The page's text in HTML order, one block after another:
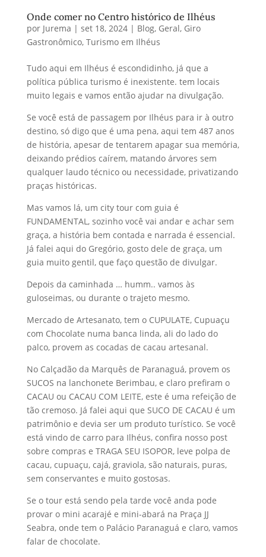
Onde comer no Centro histórico de Ilhéus
por Jurema | set 18, 2024| Blog, Geral, Giro
Gastronômico, Turismo em Ilhéus
Tudo aqui em Ilhéus é escondidinho, já que a
política pública turismo é inexistente. tem locais
muito legais e vamos então ajudar na divulgação.
Se você está de passagem por Ilhéus para ir à outro
destino, só digo que é uma pena, aqui tem 487 anos
de história, apesar de tentarem apagar sua memória,
deixando prédios caírem, matando árvores sem
qualquer laudo técnico ou necessidade, privatizando
praças históricas.
Mas vamos lá, um city tour com guia é
FUNDAMENTAL, sozinho você vai andar e achar sem
graça, a história bem contada e narrada é essencial.
Já falei aqui do Gregório, gosto dele de graça, um
guia muito gentil, que faço questão de divulgar.
Depois da caminhada … humm.. vamos às
guloseimas, ou durante o trajeto mesmo.
Mercado de Artesanato, tem o CUPULATE, Cupuaçu
com Chocolate numa banca linda, ali do lado do
palco, provem as cocadas de cacau artesanal.
No Calçadão da Marquês de Paranaguá, provem os
SUCOS na lanchonete Berimbau, e claro prefiram o
CACAU ou CACAU COM LEITE, este é uma refeição de
tão cremoso. Já falei aqui que SUCO DE CACAU é um
patrimônio e devia ser um produto turístico. Se você
está vindo de carro para Ilhéus, confira nosso post
sobre compras e TRAGA SEU ISOPOR, leve polpa de
cacau, cupuaçu, cajá, graviola, são naturais, puras,
sem conservantes e muito gostosas.
Se o tour está sendo pela tarde você anda pode
provar o mini acarajé e mini-abará na Praça JJ
Seabra, onde tem o Palácio Paranaguá e claro, vamos
falar de chocolate.